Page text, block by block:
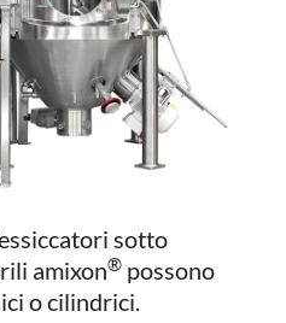
sotto
amixon® possono
o cilindrici.